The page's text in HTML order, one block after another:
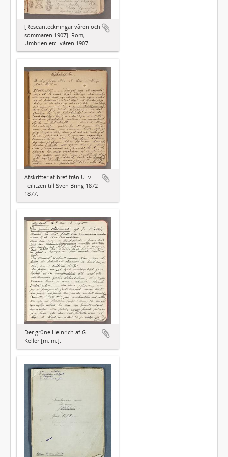
[Reseanteckningar våren och
sommaren 1907]. Rom,
Umbrien etc. våren 1907.
Afskrifter af bref från U. v.
Feilitzen till Sven Bring 1872-
1877.
Der grüne Heinrich af G.
Keller [m. m.].